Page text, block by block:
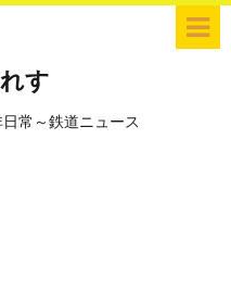
す
常～鉄道ニュース